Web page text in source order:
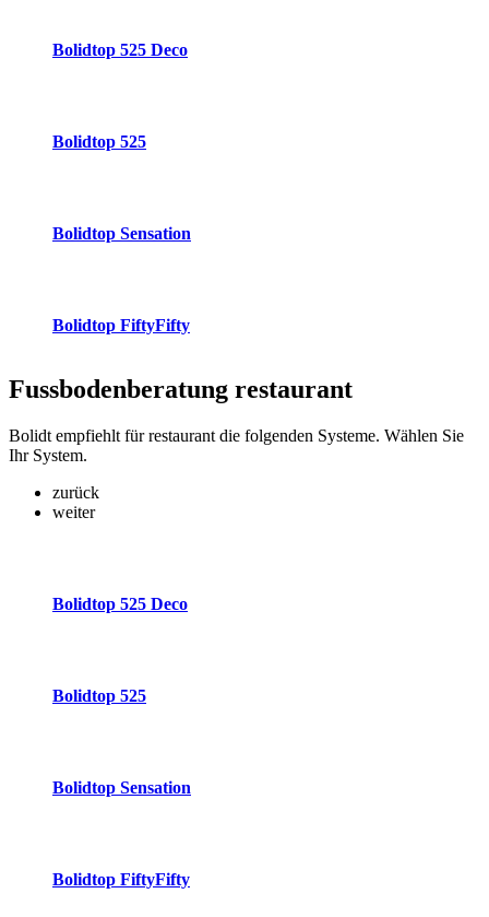
Bolidtop 525 Deco
Bolidtop 525
Bolidtop Sensation
Bolidtop FiftyFifty
Fussbodenberatung restaurant
Bolidt empfiehlt für restaurant die folgenden Systeme. Wählen Sie
Ihr System.
zurück
weiter
Bolidtop 525 Deco
Bolidtop 525
Bolidtop Sensation
Bolidtop FiftyFifty